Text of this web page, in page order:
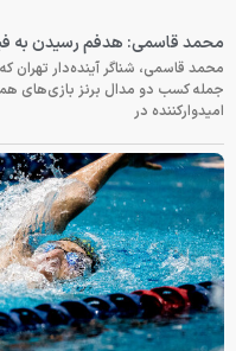
محمد قاسمی: هدفم رسیدن به فینال ۴۰۰ متر بازی‌های آسیایی
محمد قاسمی، شناگر آینده‌دار تهران
جمله کسب دو مدال برنز بازی‌های
امیدوارکننده در